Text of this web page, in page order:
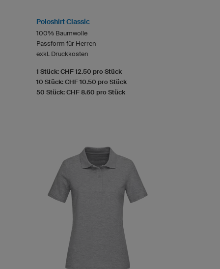
Poloshirt Classic
100% Baumwolle
Passform für Herren
exkl. Druckkosten
1 Stück: CHF 12.50 pro Stück
10 Stück: CHF 10.50 pro Stück
50 Stück: CHF 8.60 pro Stück